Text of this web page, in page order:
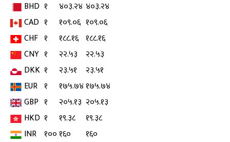
BHD १ ४०३.२४ ४०३.२४
CAD १ १०९.०६ १०९.०६
CHF १ १८८.१६ १८८.१६
CNY १ २२.५३
२२.५३
DKK १ २३.५१
२३.५१
EUR १ १७५.७४१७५.७४
GBP १ २०५.१३ २०५.१३
HKD १ १९.३८
१९.३८
INR १००१६०
१६०